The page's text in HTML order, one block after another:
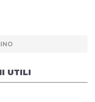
UTILI